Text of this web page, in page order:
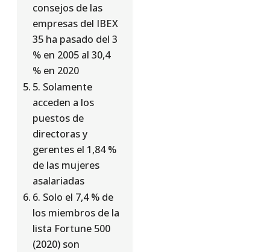
consejos de las
empresas del IBEX
35 ha pasado del 3
% en 2005 al 30,4
% en 2020
5. Solamente
acceden a los
puestos de
directoras y
gerentes el 1,84 %
de las mujeres
asalariadas
6. Solo el 7,4 % de
los miembros de la
lista Fortune 500
(2020) son